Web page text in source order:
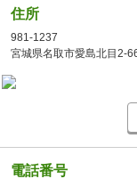
住所
981-1237
宮城県名取市愛島北目2-
電話番号